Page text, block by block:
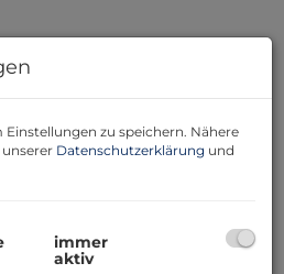
Haus nähe Hollabrunn
zu speichern. Nähere
Datenschutzerklärung und
immer
aktiv